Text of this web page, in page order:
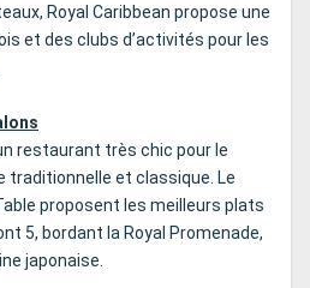
Royal Caribbean propose une
et des clubs d’activités pour les
restaurant très chic pour le
traditionnelle et classique. Le
proposent les meilleurs plats
5, bordant la Royal Promenade,
japonaise.